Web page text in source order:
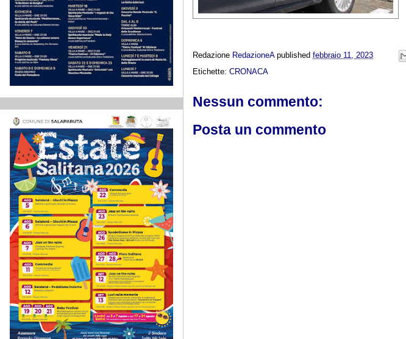
Redazione RedazioneA published febbraio 11, 2023
Etichette: CRONACA
Nessun commento:
Posta un commento